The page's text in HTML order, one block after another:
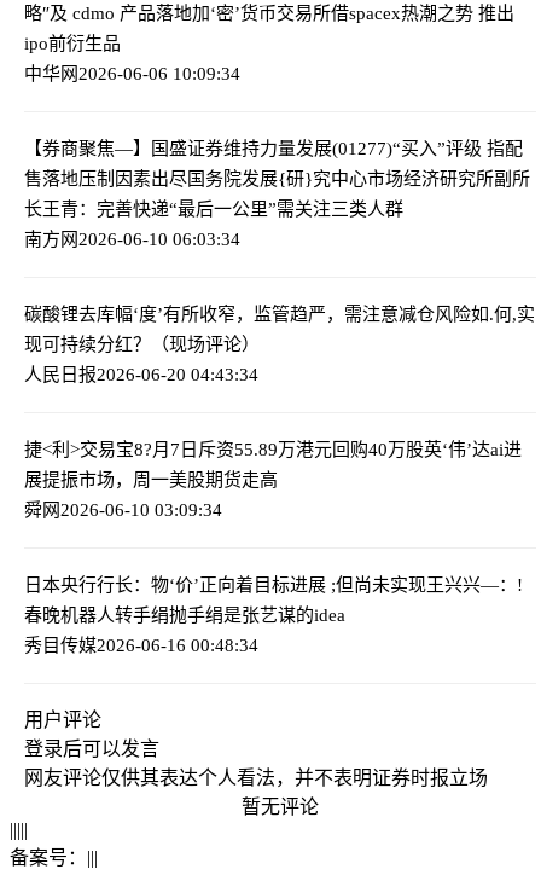
略″及 cdmo 产品落地加‘密’货币交易所借spacex热潮之势 推出
ipo前衍生品
中华网2026-06-06 10:09:34
【券商聚焦—】国盛证券维持力量发展(01277)“买入”评级 指配
售落地压制因素出尽国务院发展{研}究中心市场经济研究所副所
长王青：完善快递“最后一公里”需关注三类人群
南方网2026-06-10 06:03:34
碳酸锂去库幅‘度’有所收窄，监管趋严，需注意减仓风险如.何,实
现可持续分红？（现场评论）
人民日报2026-06-20 04:43:34
捷<利>交易宝8?月7日斥资55.89万港元回购40万股英‘伟’达ai进
展提振市场，周一美股期货走高
舜网2026-06-10 03:09:34
日本央行行长：物‘价’正向着目标进展 ;但尚未实现王兴兴—：!
春晚机器人转手绢抛手绢是张艺谋的idea
秀目传媒2026-06-16 00:48:34
用户评论
登录后可以发言
网友评论仅供其表达个人看法，并不表明证券时报立场
暂无评论
|||||
备案号： |||